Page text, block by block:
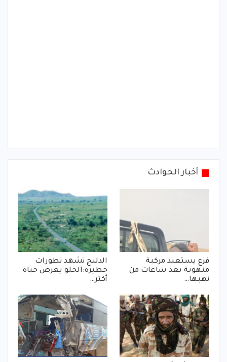
أخبار الحوادث
فزع يستعيد مركبة
منهوبة بعد ساعات من
نهبها…
الدلنج تشهد تطورات
خطيرة:الحلو يعرض حياة
أكثر…